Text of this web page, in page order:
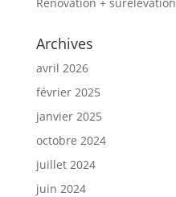
Archives
avril 2026
février 2025
janvier 2025
octobre 2024
juillet 2024
juin 2024